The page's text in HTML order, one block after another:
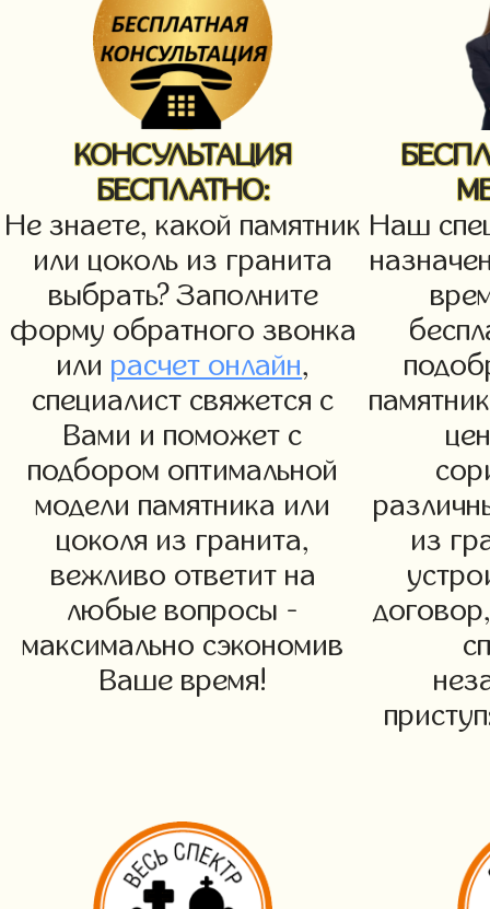
КОНСУЛЬТАЦИЯ
БЕСПЛАТНО:
Не знаете, какой памятник
или цоколь из гранита
выбрать? Заполните
форму обратного звонка
или расчет онлайн,
специалист свяжется с
Вами и поможет с
подбором оптимальной
модели памятника или
цоколя из гранита,
вежливо ответит на
любые вопросы -
максимально сэкономив
Ваше время!
Наш
из